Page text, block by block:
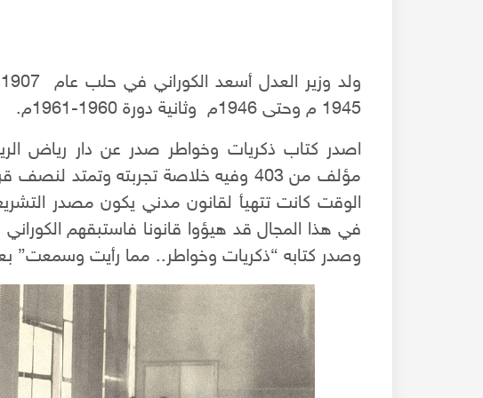
1945 م وحتى 1946م وثانية دورة 1960-1961م.
مؤلف من 403 وفيه خلاصة تجربته
الوقت كانت تتهيأ لقانون مدني يكون مصدر
وصدر كتابه “ذكريات وخواطر.. مما رأيت وسمعت”